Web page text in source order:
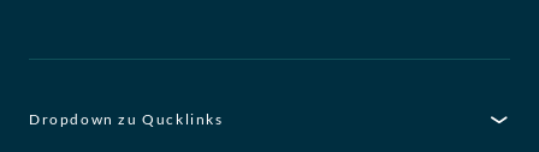
Dropdown zu Qucklinks